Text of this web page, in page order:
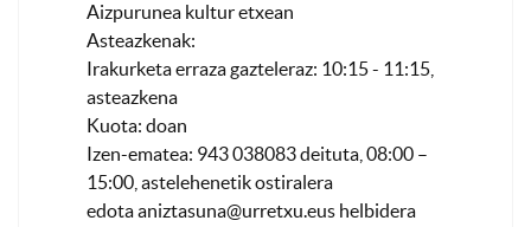
Aizpurunea kultur etxean
Asteazkenak:
Irakurketa erraza gazteleraz: 10:15 - 11:15,
asteazkena
Kuota: doan
Izen-ematea: 943 038083 deituta, 08:00 –
15:00, astelehenetik ostiralera
edotaaniztasuna@urretxu.eus helbidera